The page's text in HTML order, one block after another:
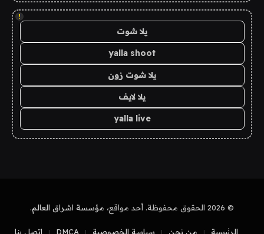
!
يلا شوت
yalla shoot
يلا شوت زون
يلا لايف
yalla live
© 2026 الحقوق محفوظة. أحد مواقع، مؤسسة اشراق العالم.
الرئيسية من نحن سياسة الخصوصية DMCA اتصل بنا